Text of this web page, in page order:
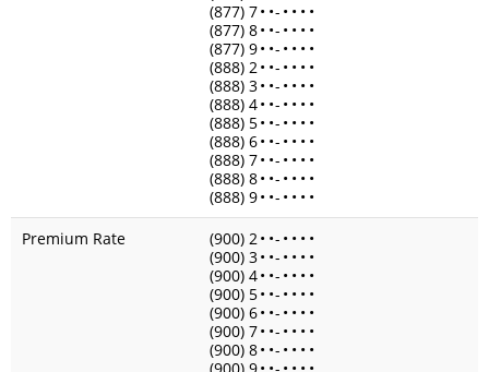
(877) 7• •- • • • •
(877) 8• •- • • • •
(877) 9• •- • • • •
(888) 2• •- • • • •
(888) 3• •- • • • •
(888) 4• •- • • • •
(888) 5• •- • • • •
(888) 6• •- • • • •
(888) 7• •- • • • •
(888) 8• •- • • • •
(888) 9• •- • • • •
Premium Rate
(900) 2• •- • • • •
(900) 3• •- • • • •
(900) 4• •- • • • •
(900) 5• •- • • • •
(900) 6• •- • • • •
(900) 7• •- • • • •
(900) 8• •- • • • •